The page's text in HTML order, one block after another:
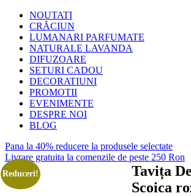
NOUTATI
CRĂCIUN
LUMANARI PARFUMATE
NATURALE LAVANDA
DIFUZOARE
SETURI CADOU
DECORATIUNI
PROMOTII
EVENIMENTE
DESPRE NOI
BLOG
Pana la 40% reducere la produsele selectate
Livrare gratuita la comenzile de peste 250 Ron
Reduceri!
Tavița
Scoica